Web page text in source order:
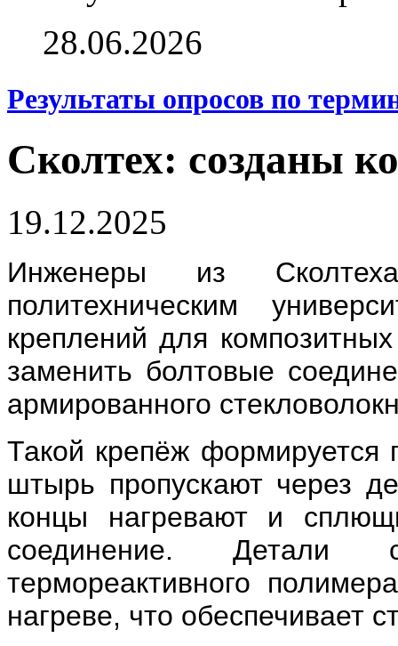
28.06.2026
Результаты опросов по
Сколтех: созданы
19.12.2025
Инженеры из
политехническим
креплений для
заменить болтовые
армированного
Такой крепёж формируется
штырь пропускают через
концы нагревают и
соединение. Детали
термореактивного
нагреве, что обеспечивает